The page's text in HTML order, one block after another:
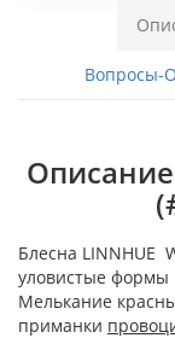
Вопросы-
Описание
Блесна LINNHUE
уловистые формы
Мелькание
приманки